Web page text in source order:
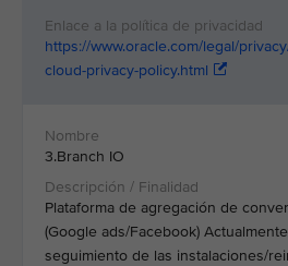
https://www.oracle.com/legal/
cloud-privacy-policy.html
3.Branch IO
Plataforma de agregación de
(Google ads/Facebook)
seguimiento de las instalaciones/